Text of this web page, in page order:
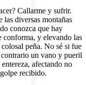
font size
Callarme y sufrir.
las diversas montañas
conozca que hay
conforma, y elevando las
peña. No sé si fue
un vano y pueril
afectando no
recibido.